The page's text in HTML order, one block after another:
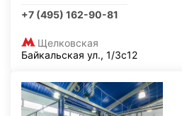
+7 (495) 162-90-81
Щелковская
Байкальская ул., 1/3с12